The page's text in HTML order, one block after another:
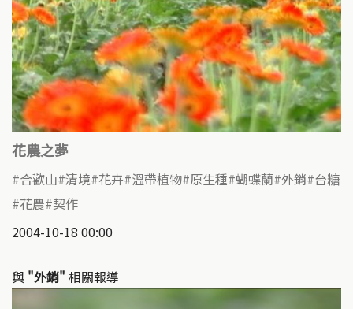
花農之夢
合歡山 清境 花卉 溫帶植物 原生種 蝴蝶蘭 外銷 台糖
花農 契作
2004-10-18 00:00
與 "外銷" 相關報導